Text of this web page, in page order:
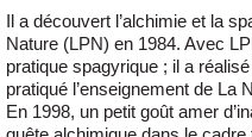
Il a découvert l’alchimie et la
Nature (LPN) en 1984. Avec
pratique spagyrique ; il a
pratiqué l’enseignement de La
En 1998, un petit goût amer